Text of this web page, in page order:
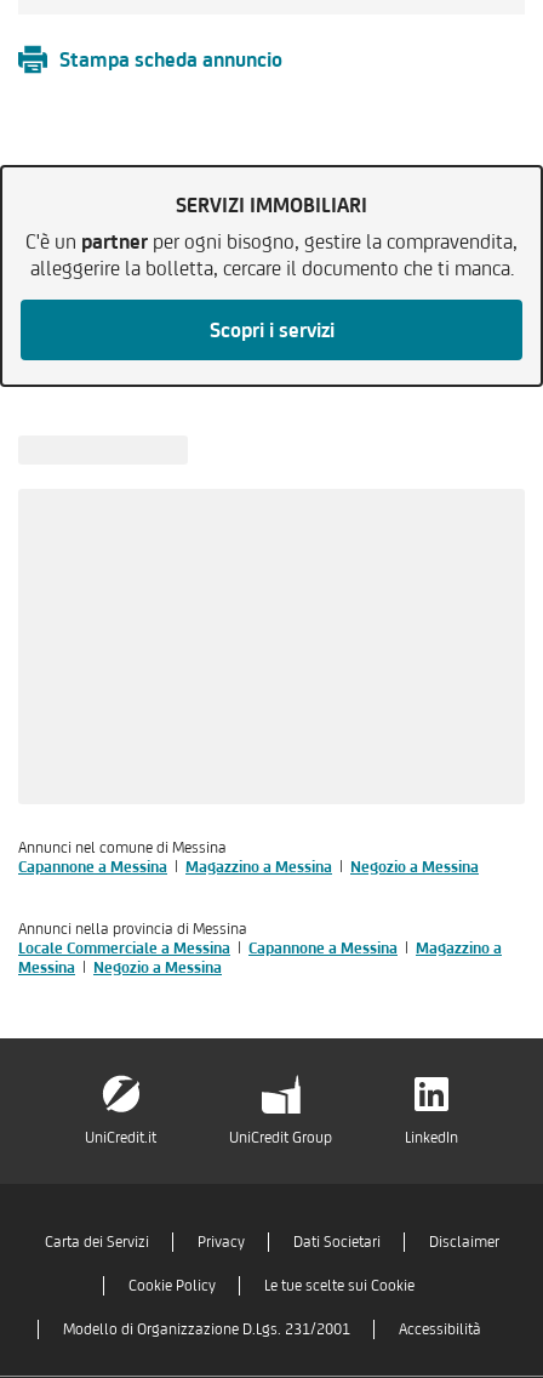
Stampa scheda annuncio
SERVIZI IMMOBILIARI
C'è un partner per ogni bisogno, gestire la compravendita,
alleggerire la bolletta, cercare il documento che ti manca.
Scopri i servizi
Annunci nel comune di Messina
Capannone a Messina
Magazzino a Messina Negozio a Messina
Annunci nella provincia di Messina
Locale Commerciale a Messina
Capannone a Messina
Magazzino a
Messina
Negozio a Messina
UniCredit.it UniCredit Group LinkedIn
Carta dei Servizi Privacy Dati Societari Disclaimer
Cookie Policy Le tue scelte sui Cookie
Modello di Organizzazione D.Lgs. 231/2001 Accessibilità